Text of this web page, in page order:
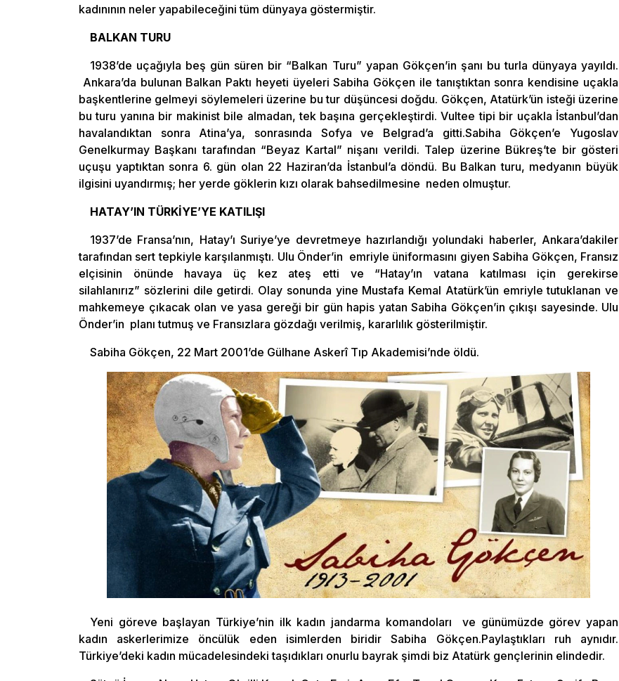
kadınının neler yapabileceğini tüm dünyaya göstermiştir.
BALKAN TURU
1938’de uçağıyla beş gün süren bir “Balkan Turu” yapan Gökçen’in şanı bu turla dünyaya yayıldı.
Ankara’da bulunan Balkan Paktı heyeti üyeleri Sabiha Gökçen ile tanıştıktan sonra kendisine uçakla
başkentlerine gelmeyi söylemeleri üzerine bu tur düşüncesi doğdu. Gökçen, Atatürk’ün isteği üzerine
bu turu yanına bir makinist bile almadan, tek başına gerçekleştirdi. Vultee tipi bir uçakla İstanbul’dan
havalandıktan sonra Atina’ya, sonrasında Sofya ve Belgrad’a gitti.Sabiha Gökçen’e Yugoslav
Genelkurmay Başkanı tarafından “Beyaz Kartal” nişanı verildi. Talep üzerine Bükreş’te bir gösteri
uçuşu yaptıktan sonra 6. gün olan 22 Haziran’da İstanbul’a döndü. Bu Balkan turu, medyanın büyük
ilgisini uyandırmış; her yerde göklerin kızı olarak bahsedilmesine neden olmuştur.
HATAY’IN TÜRKİYE’YE KATILIŞI
1937’de Fransa’nın, Hatay’ı Suriye’ye devretmeye hazırlandığı yolundaki haberler, Ankara’dakiler
tarafından sert tepkiyle karşılanmıştı. Ulu Önder’in emriyle üniformasını giyen Sabiha Gökçen, Fransız
elçisinin önünde havaya üç kez ateş etti ve “Hatay’ın vatana katılması için gerekirse
silahlanırız” sözlerini dile getirdi. Olay sonunda yine Mustafa Kemal Atatürk’ün emriyle tutuklanan ve
mahkemeye çıkacak olan ve yasa gereği bir gün hapis yatan Sabiha Gökçen’in çıkışı sayesinde. Ulu
Önder’in planı tutmuş ve Fransızlara gözdağı verilmiş, kararlılık gösterilmiştir.
Sabiha Gökçen, 22 Mart 2001’de Gülhane Askerî Tıp Akademisi’nde öldü.
Yeni göreve başlayan Türkiye’nin ilk kadın jandarma komandoları ve günümüzde görev yapan
kadın askerlerimize öncülük eden isimlerden biridir Sabiha Gökçen.Paylaştıkları ruh aynıdır.
Türkiye’deki kadın mücadelesindeki taşıdıkları onurlu bayrak şimdi biz Atatürk gençlerinin elindedir.